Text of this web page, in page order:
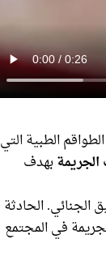
الطبية التي
بهدف
الجنائي. الحادثة
في المجتمع